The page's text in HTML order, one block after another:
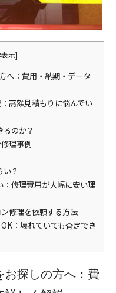
示]
へ：費用・納期・データ
高額見積もりに悩んでい
のか？
理事例
？
修理費用が大幅に安い理
修理を依頼する方法
：壊れていても査定でき
お探しの方へ：費